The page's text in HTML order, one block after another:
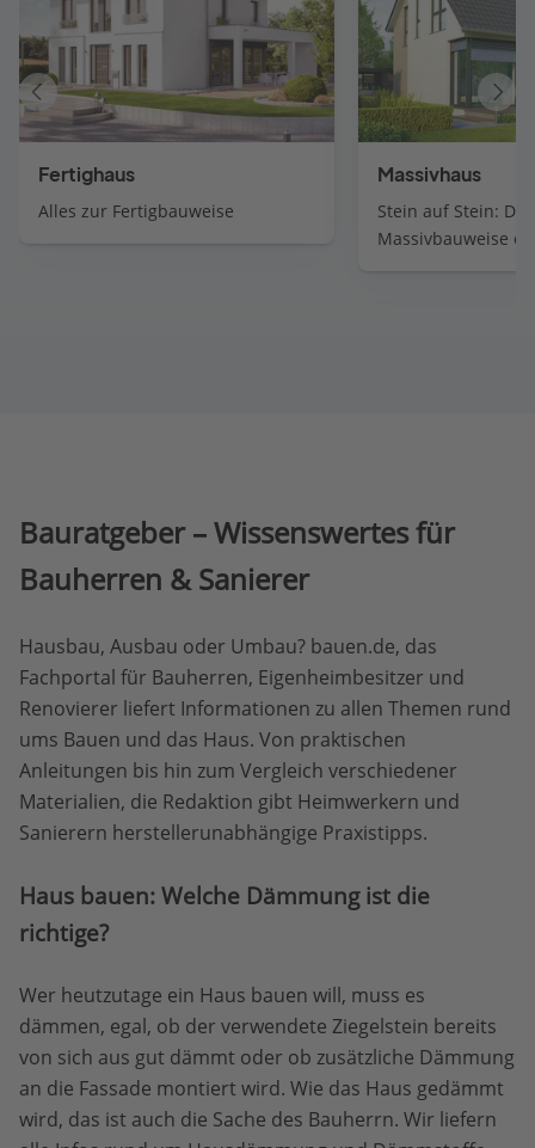
Fertighaus
Alles zur Fertigbauweise
Massivhaus
Stein auf Stein: Die
Massivbauweise
Vorheriger
Artikel
Bauratgeber – Wissenswertes für
Bauherren & Sanierer
Hausbau, Ausbau oder Umbau? bauen.de, das
Fachportal für Bauherren, Eigenheimbesitzer und
Renovierer liefert Informationen zu allen Themen rund
ums Bauen und das Haus. Von praktischen
Anleitungen bis hin zum Vergleich verschiedener
Materialien, die Redaktion gibt Heimwerkern und
Sanierern herstellerunabhängige Praxistipps.
Haus bauen: Welche Dämmung ist die
richtige?
Wer heutzutage ein Haus bauen will, muss es
dämmen, egal, ob der verwendete Ziegelstein bereits
von sich aus gut dämmt oder ob zusätzliche Dämmung
an die Fassade montiert wird. Wie das Haus gedämmt
wird, das ist auch die Sache des Bauherrn. Wir liefern